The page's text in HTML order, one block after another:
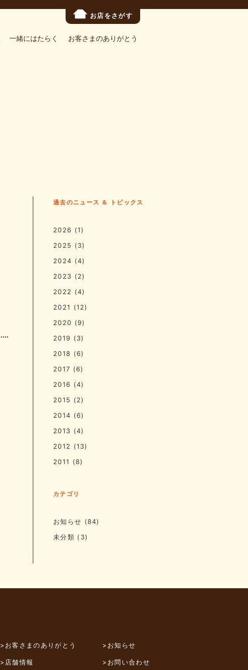
お店をさがす
一緒にはたらく お客さまのありがとう
過去のニュース ＆ トピックス
2026 (1)
2025 (3)
2024 (4)
2023 (2)
2022 (4)
2021 (12)
2020 (9)
2019 (3)
2018 (6)
2017 (6)
2016 (4)
2015 (2)
2014 (6)
2013 (4)
2012 (13)
2011 (8)
カテゴリ
お知らせ (84)
未分類 (3)
>お客さまのありがとう
>店舗情報
>お知らせ
>お問い合わせ